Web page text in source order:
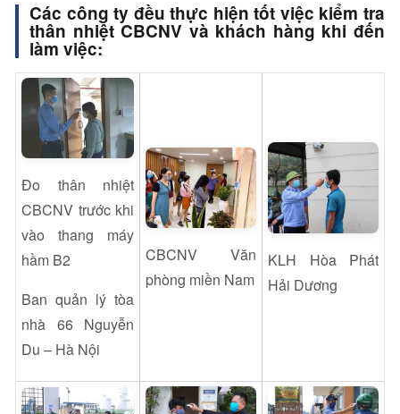
Các công ty đều thực hiện tốt việc kiểm tra
thân nhiệt CBCNV và khách hàng khi đến
làm việc:
Đo thân nhiệt
CBCNV trước khi
vào thang máy
hầm B2
Ban quản lý tòa
nhà 66 Nguyễn
Du – Hà Nội
CBCNV Văn
phòng miền Nam
KLH Hòa Phát
Hải Dương